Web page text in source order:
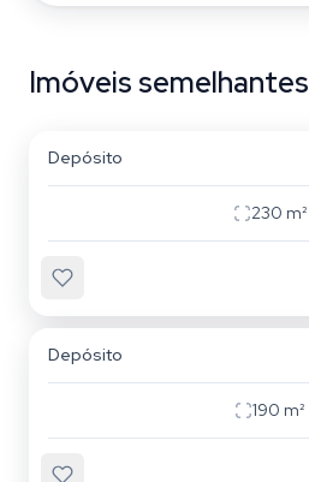
Imóveis semelhantes
Humaitá
Depósito
230 m²
Depósito
190 m²